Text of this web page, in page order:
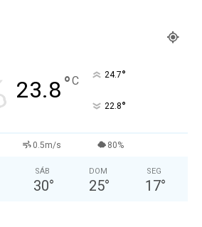
23.8°C 24.7°
22.8°
0.5m/s 80%
SÁB
30°
DOM
25°
SEG
17°